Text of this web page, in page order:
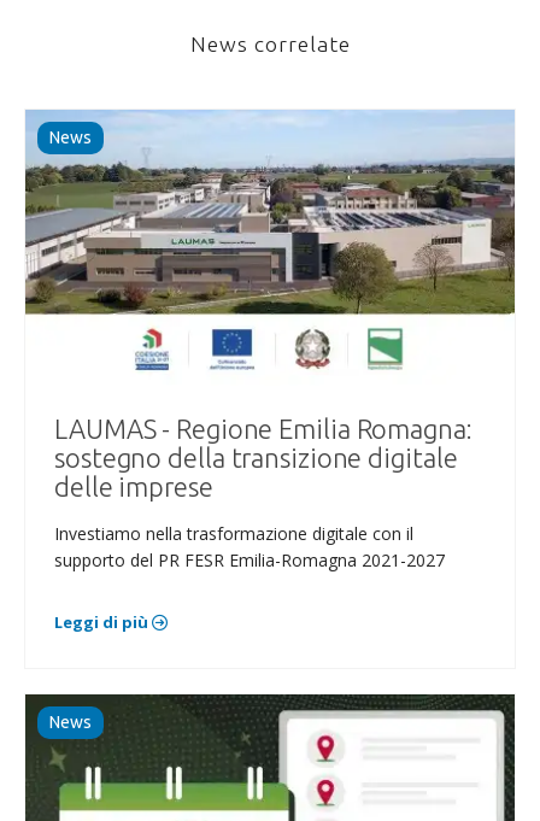
News correlate
News
LAUMAS - Regione Emilia Romagna:
sostegno della transizione digitale
delle imprese
Investiamo nella trasformazione digitale con il
supporto del PR FESR Emilia-Romagna 2021-2027
Leggi di più
News